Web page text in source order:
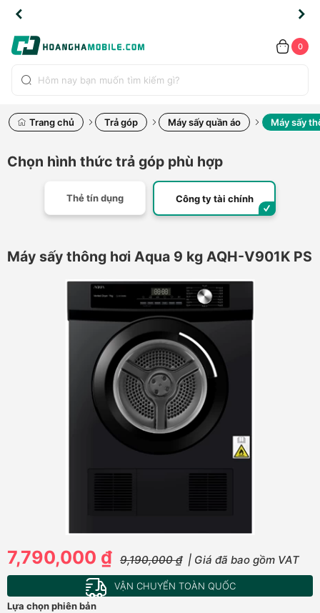
0
Trang chủ Trả góp Máy sấy quần áo Máy sấy
Chọn hình thức trả góp phù hợp
Thẻ tín dụng Công ty tài chính
Máy sấy thông hơi Aqua 9 kg AQH-V901K PS
7,790,000 ₫ 9,190,000 ₫ | Giá đã bao gồm VAT
VẬN CHUYỂN TOÀN QUỐC
Lựa chọn phiên bản